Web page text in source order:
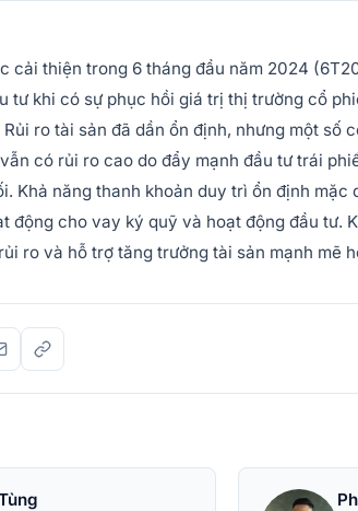
cải thiện trong 6 tháng đầu năm 2024
tư khi có sự phục hồi giá trị thị trường cổ
ro tài sản đã dần ổn định, nhưng một số
có rủi ro cao do đẩy mạnh đầu tư trái
Khả năng thanh khoản duy trì ổn định
động cho vay ký quỹ và hoạt động đầu tư.
ro và hỗ trợ tăng trưởng tài sản mạnh mẽ